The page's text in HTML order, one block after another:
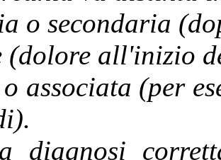
o secondaria
(dolore all'inizio
associata (per
diagnosi